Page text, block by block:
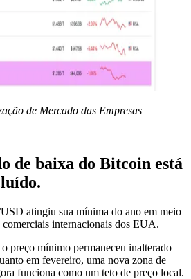
de Mercado das Empresas
de baixa do Bitcoin está
atingiu sua mínima do ano em meio
comerciais internacionais dos EUA.
preço mínimo permaneceu inalterado
em fevereiro, uma nova zona de
funciona como um teto de preço local.